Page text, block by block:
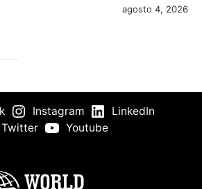
agosto 4, 2026
Instagram
LinkedIn
Twitter
Youtube